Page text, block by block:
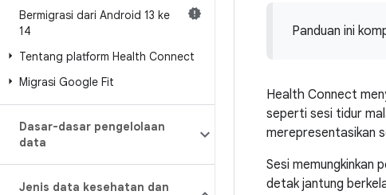
Bermigrasi dari Android 13 ke
14
Tentang platform Health Connect
Migrasi Google Fit
Dasar-dasar pengelolaan
data
Jenis data kesehatan dan
Panduan ini
Health Connect
seperti sesi tidur
merepresentasikan
Sesi memungkinkan
detak jantung